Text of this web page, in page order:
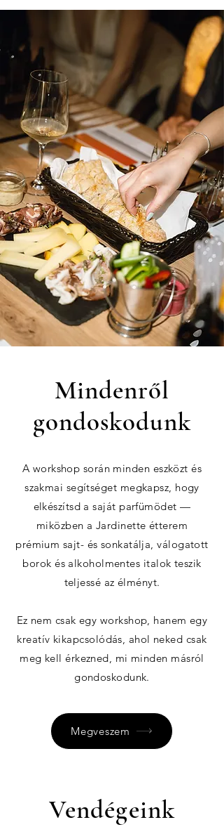
Mindenről
gondoskodunk
A workshop során minden eszközt és
szakmai segítséget megkapsz, hogy
elkészítsd a saját parfümödet —
miközben a Jardinette étterem
prémium sajt- és sonkatálja, válogatott
borok és alkoholmentes italok teszik
teljessé az élményt.
Ez nem csak egy workshop, hanem egy
kreatív kikapcsolódás, ahol neked csak
meg kell érkezned, mi minden másról
gondoskodunk.
Megveszem
Vendégeink